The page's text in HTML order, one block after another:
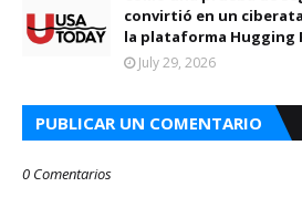
convirtió en un
la plataforma Hugging
July 29, 2026
PUBLICAR UN COMENTARIO
0 Comentarios